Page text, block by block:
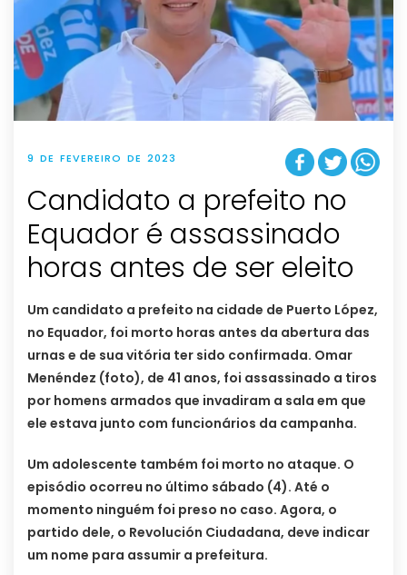
9 DE FEVEREIRO DE 2023
Candidato a prefeito no
Equador é assassinado
horas antes de ser eleito
Um candidato a prefeito na cidade de Puerto López,
no Equador, foi morto horas antes da abertura das
urnas e de sua vitória ter sido confirmada. Omar
Menéndez (foto), de 41 anos, foi assassinado a tiros
por homens armados que invadiram a sala em que
ele estava junto com funcionários da campanha.
Um adolescente também foi morto no ataque. O
episódio ocorreu no último sábado (4). Até o
momento ninguém foi preso no caso. Agora, o
partido dele, o Revolución Ciudadana, deve indicar
um nome para assumir a prefeitura.